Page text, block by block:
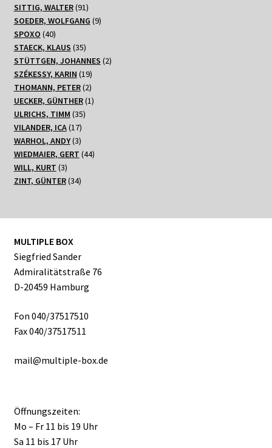
SITTIG, WALTER 9191
Produkte
SOEDER, WOLFGANG 99
SPOXO 4040
Produkte
STAECK, KLAUS 3535
Produkte
STÜTTGEN, JOHANNES 22
SZÉKESSY, KARIN 1919
Produkte
THOMANN, PETER 22
Produkte
UECKER, GÜNTHER 11
ULRICHS, TIMM 3535
VILANDER, ICA 1717
Produkte
WARHOL, ANDY 33
Produkte
WIEDMAIER, GERT 4444
WILL, KURT 33
Produkte
ZINT, GÜNTER 3434
MULTIPLE BOX
Siegfried Sander
Admiralitätstraße 76
D-20459 Hamburg
Fon 040/37517510
Fax 040/37517511
mail@multiple-box.de
Öffnungszeiten:
Mo – Fr 11 bis 19 Uhr
Sa 11 bis 17 Uhr